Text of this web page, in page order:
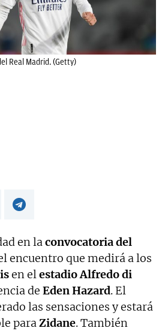
Real Madrid. (Getty)
en laconvocatoria del
encuentro que medirá a los
en elestadio Alfredo di
de Eden Hazard. El
las sensaciones y estará
paraZidane. También